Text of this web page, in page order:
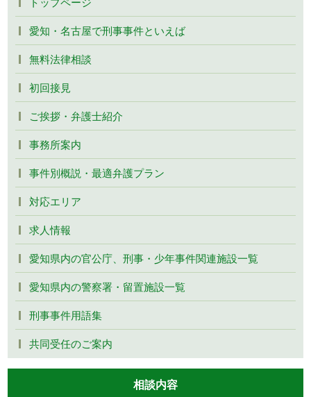
愛知・名古屋で刑事事件といえば
無料法律相談
初回接見
ご挨拶・弁護士紹介
事務所案内
事件別概説・最適弁護プラン
対応エリア
求人情報
愛知県内の官公庁、刑事・少年事件関連施設一覧
愛知県内の警察署・留置施設一覧
刑事事件用語集
共同受任のご案内
相談内容